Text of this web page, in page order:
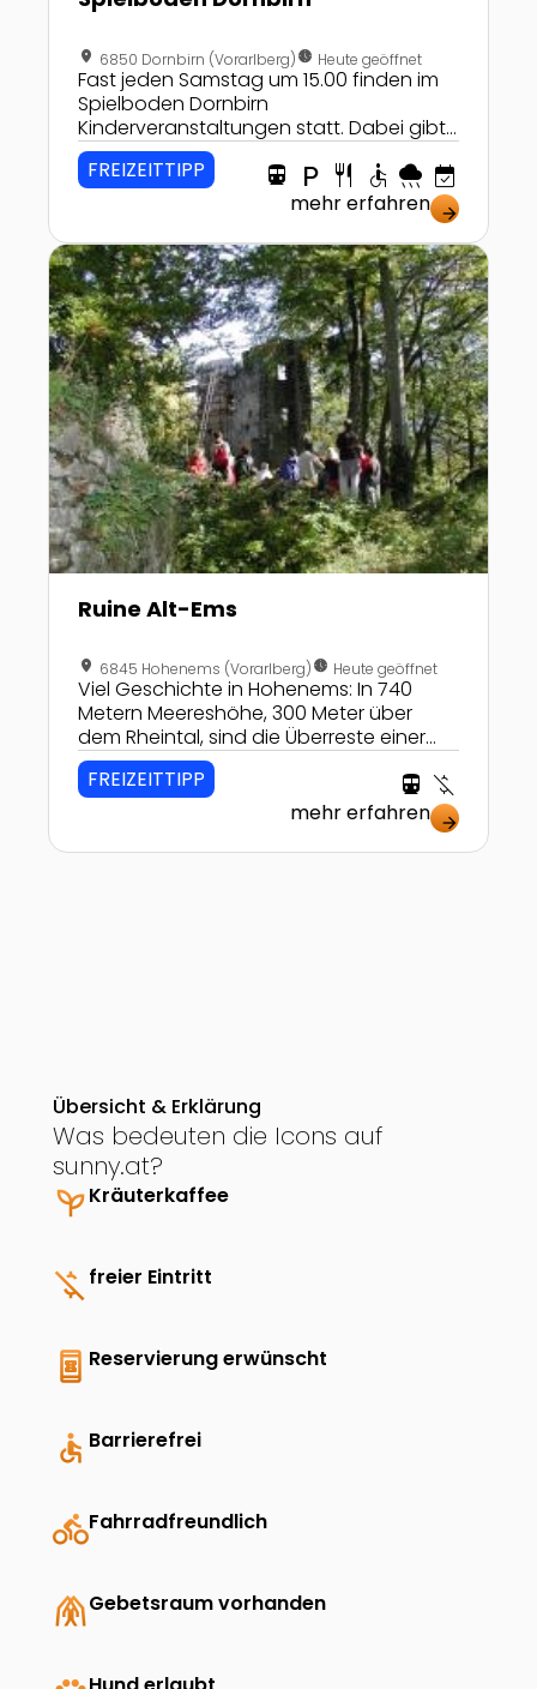
location_on 6850 Dornbirn (Vorarlberg)nest_clock_farsight_analog Heute geöffnet
Fast jeden Samstag um 15.00 finden im
Spielboden Dornbirn
Kinderveranstaltungen statt. Dabei gibt
es immer wieder neue Ideen, die kleine
Gäste begeistern!
FREIZEITTIPP directions_transit local_parking restaurant accessible rainy event_available
mehr erfahren arrow_forward
Zur Detailseite von Ruine Alt-Ems
Ruine Alt-Ems
location_on 6845 Hohenems (Vorarlberg)nest_clock_farsight_analog Heute geöffnet
Viel Geschichte in Hohenems: In 740
Metern Meereshöhe, 300 Meter über
dem Rheintal, sind die Überreste einer
der größten Burganlagen Mitteleuropas
zu sehen!
FREIZEITTIPP directions_transit money_off
mehr erfahren arrow_forward
Übersicht & Erklärung
Was bedeuten die Icons auf
sunny.at?
psychiatryKräuterkaffee
money_off freier Eintritt
book_online Reservierung erwünscht
accessible Barrierefrei
directions_bikeFahrradfreundlich
folded_handsGebetsraum vorhanden